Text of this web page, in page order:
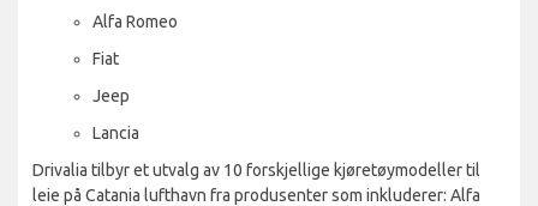
Alfa Romeo
Fiat
Jeep
Lancia
Drivalia tilbyr et utvalg av 10 forskjellige kjøretøymodeller til
leie på Catania lufthavn fra produsenter som inkluderer: Alfa